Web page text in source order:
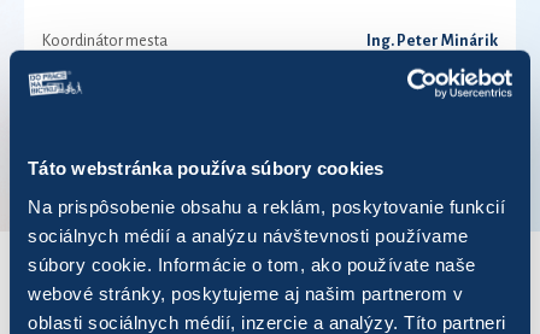
Táto webstránka používa súbory cookies
Na prispôsobenie obsahu a reklám, poskytovanie funkcií
sociálnych médií a analýzu návštevnosti používame
súbory cookie. Informácie o tom, ako používate naše
webové stránky, poskytujeme aj našim partnerom v
oblasti sociálnych médií, inzercie a analýzy. Títo partneri
Koordinátor mesta Ing. Peter Minárik
038/5363036
VÚC Trenčiansky kraj
VÝSLEDKY PRE ROK 2017